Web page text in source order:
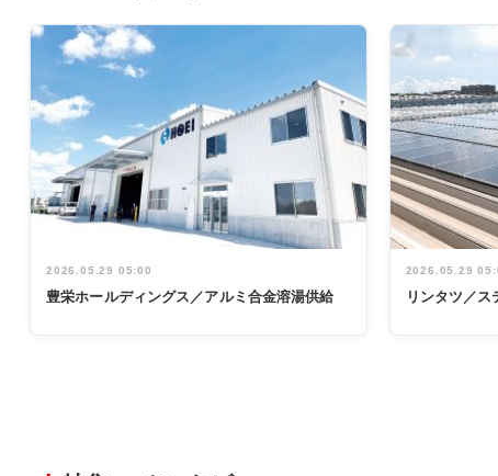
2026.05.29 05:00
豊栄ホールディングス／アルミ合金溶湯供給
2026.05.29
リンタツ／